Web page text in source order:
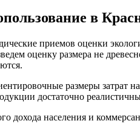
в
приемов оценки
оценку размера не
размеры затрат
достаточно
дохода населения и